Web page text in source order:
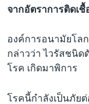
จากอัตราการติดเ
องค์การอนามัยโลก
กล่าวว่า ไวรัสชนิ
โรค เกิดมาพิการ
โรคนี้กำลังเป็นภัย